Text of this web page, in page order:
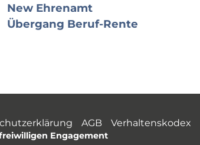
New Ehrenamt
Übergang Beruf-Rente
AGB Verhaltenskodex
Engagement